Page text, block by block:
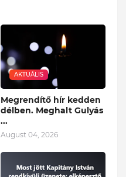
AKTUÁLIS
Megrendítő hír kedden
délben. Meghalt Gulyás
...
August 04, 2026